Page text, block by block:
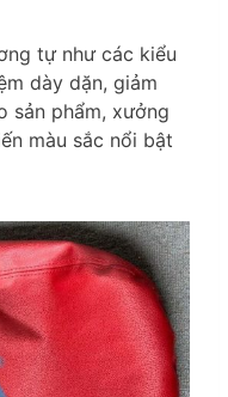
tự như các kiểu
dày dặn, giảm
sản phẩm, xưởng
màu sắc nổi bật